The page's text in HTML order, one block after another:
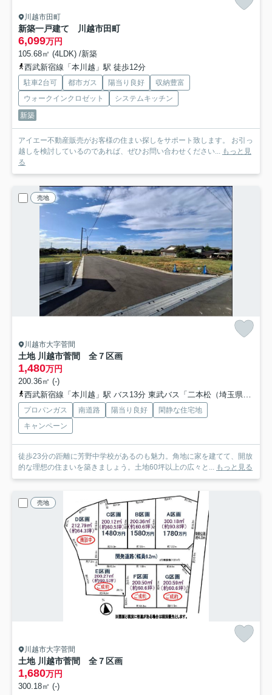
川越市田町
新築一戸建て 川越市田町
6,099万円
105.68㎡ (4LDK) /新築
西武新宿線「本川越」駅 徒歩12分
駐車2台可 都市ガス 陽当り良好
収納豊富
ウォークインクロゼット
システムキッチン
新築
アイエー不動産販売がお客様の住まい探しをサポート致します。 お引っ
越しを検討しているのであれば、ぜひお問い合わせください... もっと見
る
売地
川越市大字菅間
土地 川越市菅間 全７区画
1,480万円
200.36㎡ (-)
西武新宿線「本川越」駅 バス13分 東武バス「二本松（埼玉県）」 停歩13分
プロパンガス 南道路 陽当り良好
閑静な住宅地
キャンペーン
徒歩23分の距離に芳野中学校があるのも魅力。角地に家を建てて、開放
的な理想の住まいを築きましょう。土地60坪以上の広々と... もっと見る
売地
川越市大字菅間
土地 川越市菅間 全７区画
1,680万円
300.18㎡ (-)